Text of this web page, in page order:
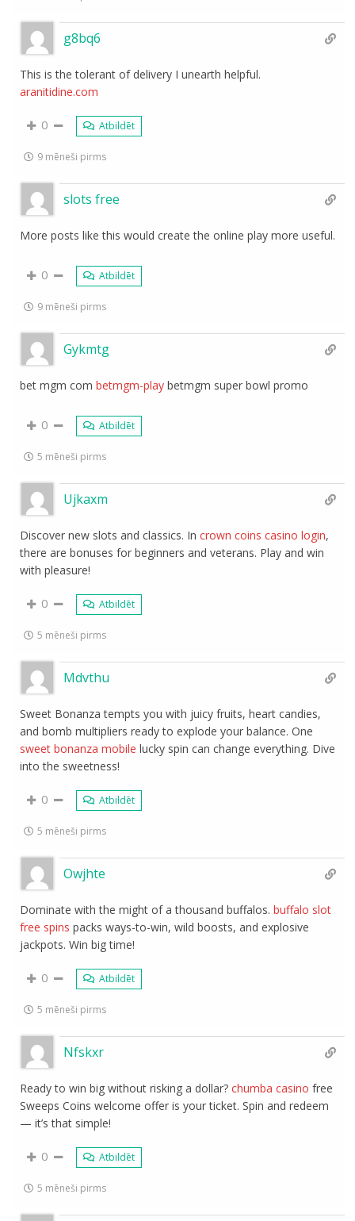
g8bq6
This is the tolerant of delivery I unearth helpful.
aranitidine.com
0 Atbildēt
9 mēneši pirms
slots free
More posts like this would create the online play more useful.
0 Atbildēt
9 mēneši pirms
Gykmtg
bet mgm combetmgm-play betmgm super bowl promo
0 Atbildēt
5 mēneši pirms
Ujkaxm
Discover new slots and classics. Incrown coins casino login,
there are bonuses for beginners and veterans. Play and win
with pleasure!
0 Atbildēt
5 mēneši pirms
Mdvthu
Sweet Bonanza tempts you with juicy fruits, heart candies,
and bomb multipliers ready to explode your balance. One
sweet bonanza mobile lucky spin can change everything. Dive
into the sweetness!
0 Atbildēt
5 mēneši pirms
Owjhte
Dominate with the might of a thousand buffalos.buffalo slot
free spins packs ways-to-win, wild boosts, and explosive
jackpots. Win big time!
0 Atbildēt
5 mēneši pirms
Nfskxr
Ready to win big without risking a dollar?chumba casino free
Sweeps Coins welcome offer is your ticket. Spin and redeem
— it’s that simple!
0 Atbildēt
5 mēneši pirms